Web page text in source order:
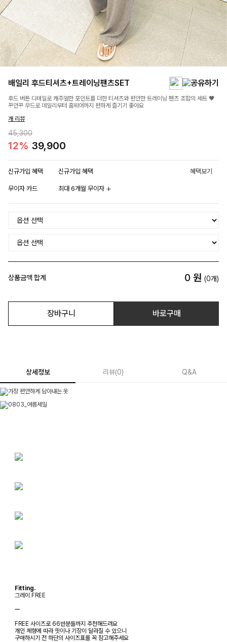
배일리 후드티셔츠+트레이닝팬츠SET
후드 버튼 디테일로 캐주얼한 포인트를 더한 티셔츠와 편안한 트레이닝 팬츠 조합의 세트 🖤
꾸안꾸 무드로 데일리부터 홈웨어까지 편하게 즐기기 좋아요
개 리뷰
45,300
12% 39,900
신규가입 혜택 신규가입 혜택 혜택보기
무이자 카드 최대 6개월 무이자
상품금액 합계 0 원 (0개)
장바구니 바로구매
상세정보 리뷰(0) Q&A
Fitting.
그레이 FREE
ㅡ
FREE 사이즈로 66반분들까지 추천해드려요
개인 체형에 따라 핏이나 기장이 달라질 수 있으니
구매하시기 전 하단의 사이즈표를 꼭 참고해주세요